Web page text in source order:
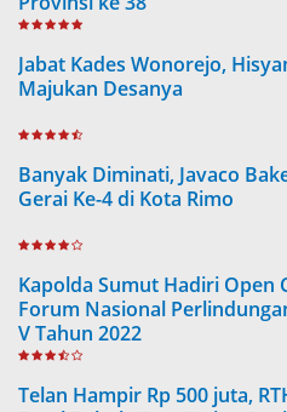
Jabat Kades Wonorejo,
Majukan Desanya
Banyak Diminati, Javaco
Gerai Ke-4 di Kota Rimo
Kapolda Sumut Hadiri Open
Forum Nasional
V Tahun 2022
Telan Hampir Rp 500 juta,